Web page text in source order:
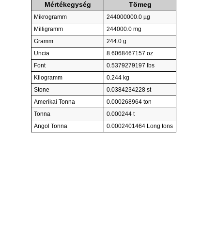
Mértékegység Tömeg
Mikrogramm
244000000.0 µg
Milligramm
244000.0 mg
Gramm
244.0 g
Uncia
8.6068467157 oz
Font
0.5379279197 lbs
Kilogramm
0.244 kg
Stone
0.0384234228 st
Amerikai Tonna
0.000268964 ton
Tonna
0.000244 t
Angol Tonna
0.0002401464 Long tons